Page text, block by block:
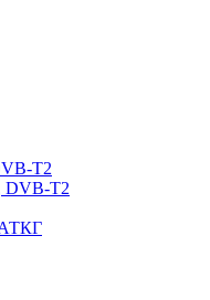
T2
DVB-T2
АТКГ